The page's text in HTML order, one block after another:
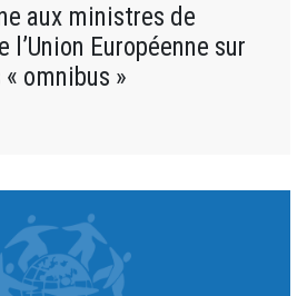
aux ministres de
l’Union Européenne sur
omnibus »